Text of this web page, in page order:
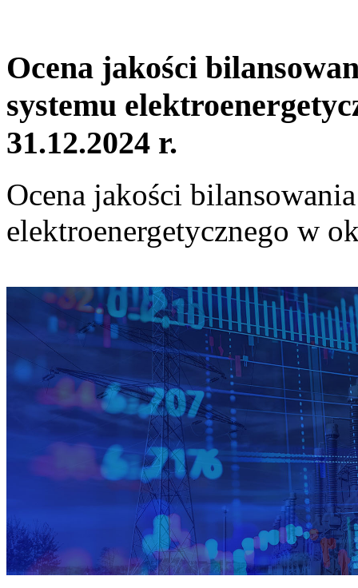
Ocena jakości
systemu
31.12.2024 r.
Ocena jakości
elektroenergetycznego w